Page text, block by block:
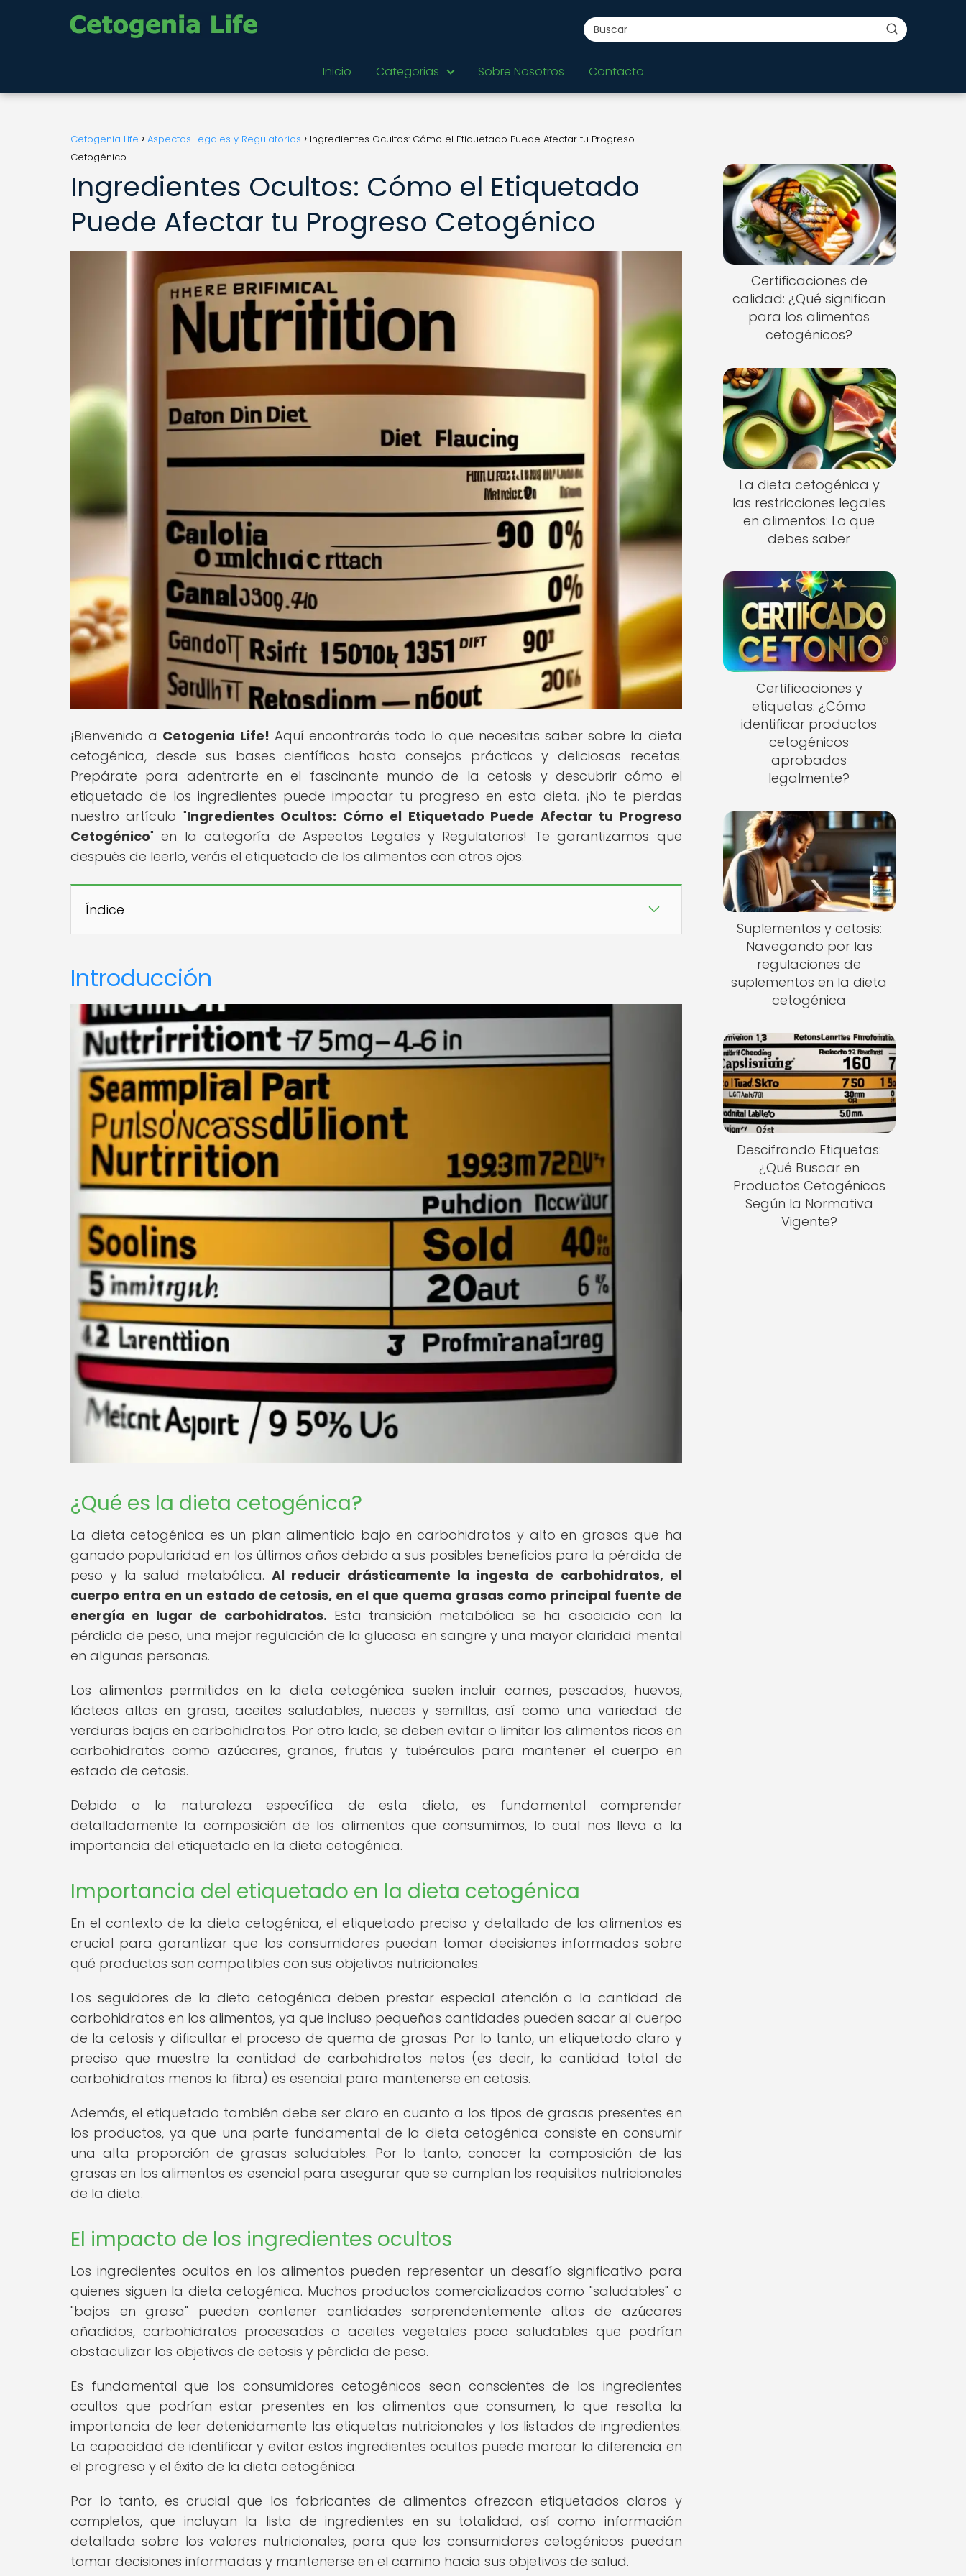
Inicio Categorias Sobre Nosotros Contacto
Cetogenia Life Aspectos Legales y Regulatorios
Ingredientes Ocultos: Cómo el Etiquetado Puede Afectar tu Progreso
Cetogénico
Ingredientes Ocultos: Cómo el Etiquetado
Puede Afectar tu Progreso Cetogénico
¡Bienvenido a Cetogenia Life! Aquí encontrarás todo lo que necesitas saber sobre la dieta
cetogénica, desde sus bases científicas hasta consejos prácticos y deliciosas recetas.
Prepárate para adentrarte en el fascinante mundo de la cetosis y descubrir cómo el
etiquetado de los ingredientes puede impactar tu progreso en esta dieta. ¡No te pierdas
nuestro artículo "Ingredientes Ocultos: Cómo el Etiquetado Puede Afectar tu Progreso
Cetogénico" en la categoría de Aspectos Legales y Regulatorios! Te garantizamos que
después de leerlo, verás el etiquetado de los alimentos con otros ojos.
Índice
Introducción
¿Qué es la dieta cetogénica?
La dieta cetogénica es un plan alimenticio bajo en carbohidratos y alto en grasas que ha
ganado popularidad en los últimos años debido a sus posibles beneficios para la pérdida de
peso y la salud metabólica.Al reducir drásticamente la ingesta de carbohidratos, el
cuerpo entra en un estado de cetosis, en el que quema grasas como principal fuente de
energía en lugar de carbohidratos. Esta transición metabólica se ha asociado con la
pérdida de peso, una mejor regulación de la glucosa en sangre y una mayor claridad mental
en algunas personas.
Los alimentos permitidos en la dieta cetogénica suelen incluir carnes, pescados, huevos,
lácteos altos en grasa, aceites saludables, nueces y semillas, así como una variedad de
verduras bajas en carbohidratos. Por otro lado, se deben evitar o limitar los alimentos ricos en
carbohidratos como azúcares, granos, frutas y tubérculos para mantener el cuerpo en
estado de cetosis.
Debido a la naturaleza específica de esta dieta, es fundamental comprender
detalladamente la composición de los alimentos que consumimos, lo cual nos lleva a la
importancia del etiquetado en la dieta cetogénica.
Importancia del etiquetado en la dieta cetogénica
En el contexto de la dieta cetogénica, el etiquetado preciso y detallado de los alimentos es
crucial para garantizar que los consumidores puedan tomar decisiones informadas sobre
qué productos son compatibles con sus objetivos nutricionales.
Los seguidores de la dieta cetogénica deben prestar especial atención a la cantidad de
carbohidratos en los alimentos, ya que incluso pequeñas cantidades pueden sacar al cuerpo
de la cetosis y dificultar el proceso de quema de grasas. Por lo tanto, un etiquetado claro y
preciso que muestre la cantidad de carbohidratos netos (es decir, la cantidad total de
carbohidratos menos la fibra) es esencial para mantenerse en cetosis.
Además, el etiquetado también debe ser claro en cuanto a los tipos de grasas presentes en
los productos, ya que una parte fundamental de la dieta cetogénica consiste en consumir
una alta proporción de grasas saludables. Por lo tanto, conocer la composición de las
grasas en los alimentos es esencial para asegurar que se cumplan los requisitos nutricionales
de la dieta.
El impacto de los ingredientes ocultos
Los ingredientes ocultos en los alimentos pueden representar un desafío significativo para
quienes siguen la dieta cetogénica. Muchos productos comercializados como "saludables" o
"bajos en grasa" pueden contener cantidades sorprendentemente altas de azúcares
añadidos, carbohidratos procesados o aceites vegetales poco saludables que podrían
obstaculizar los objetivos de cetosis y pérdida de peso.
Es fundamental que los consumidores cetogénicos sean conscientes de los ingredientes
ocultos que podrían estar presentes en los alimentos que consumen, lo que resalta la
importancia de leer detenidamente las etiquetas nutricionales y los listados de ingredientes.
La capacidad de identificar y evitar estos ingredientes ocultos puede marcar la diferencia en
el progreso y el éxito de la dieta cetogénica.
Por lo tanto, es crucial que los fabricantes de alimentos ofrezcan etiquetados claros y
completos, que incluyan la lista de ingredientes en su totalidad, así como información
detallada sobre los valores nutricionales, para que los consumidores cetogénicos puedan
tomar decisiones informadas y mantenerse en el camino hacia sus objetivos de salud.
Certificaciones de
calidad: ¿Qué significan
para los alimentos
cetogénicos?
La dieta cetogénica y
las restricciones legales
en alimentos: Lo que
debes saber
Certificaciones y
etiquetas: ¿Cómo
identificar productos
cetogénicos
aprobados
legalmente?
Suplementos y cetosis:
Navegando por las
regulaciones de
suplementos en la dieta
cetogénica
Descifrando Etiquetas:
¿Qué Buscar en
Productos Cetogénicos
Según la Normativa
Vigente?